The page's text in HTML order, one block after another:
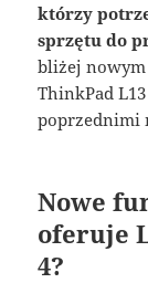
którzy
sprzętu do
bliżej
ThinkPad
poprzednimi
Nowe
oferuje
4?